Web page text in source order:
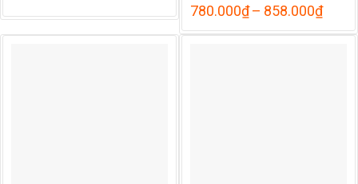
780.000₫– 858.000₫
giá:
từ